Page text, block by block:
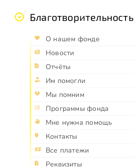
Благотворительность
О нашем фонде
Новости
Отчёты
Им помогли
Мы помним
Программы фонда
Мне нужна помощь
Контакты
Все платежи
Реквизиты